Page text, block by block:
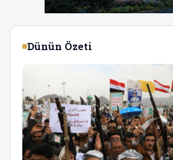
Dünün Özeti